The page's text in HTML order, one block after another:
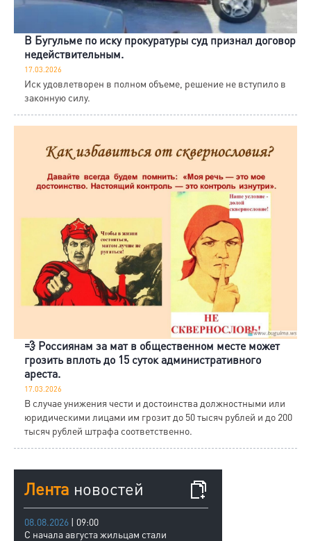
В Бугульме по иску прокуратуры суд признал договор
недействительным.
17.03.2026
Иск удовлетворен в полном объеме, решение не вступило в
законную силу.
💨 Россиянам за мат в общественном месте может
грозить вплоть до 15 суток административного
ареста.
17.03.2026
В случае унижения чести и достоинства должностными или
юридическими лицами им грозит до 50 тысяч рублей и до 200
тысяч рублей штрафа соответственно.
Лента новостей
08.08.2026 | 09:00
С начала августа жильцам стали